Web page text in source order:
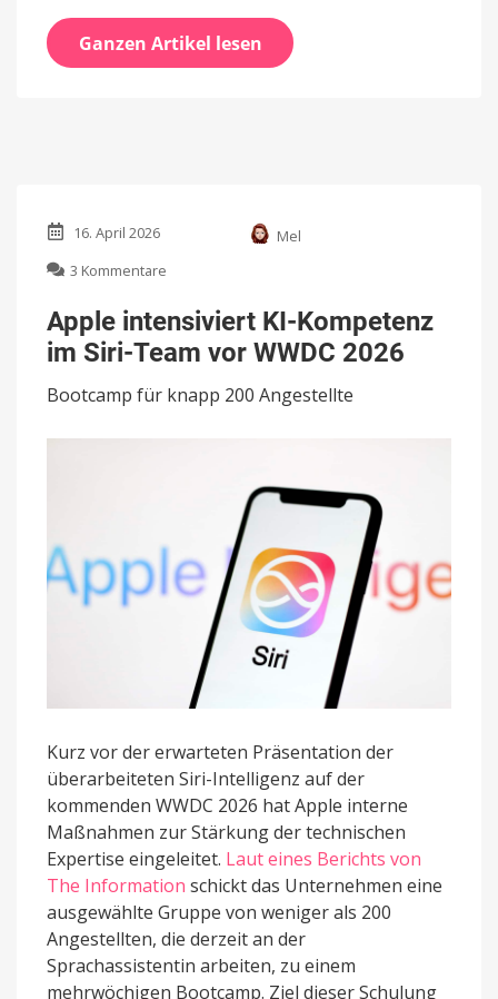
Ganzen Artikel lesen
16. April 2026
Mel
3 Kommentare
intensiviert
KI-
Kompetenz
Siri-
Apple intensiviert KI-Kompetenz
im Siri-Team vor WWDC 2026
Bootcamp für knapp 200 Angestellte
Kurz vor der erwarteten Präsentation der
überarbeiteten Siri-Intelligenz auf der
kommenden WWDC 2026 hat Apple interne
Maßnahmen zur Stärkung der technischen
Expertise eingeleitet. Laut eines Berichts von
The Information schickt das Unternehmen eine
ausgewählte Gruppe von weniger als 200
Angestellten, die derzeit an der
Sprachassistentin arbeiten, zu einem
mehrwöchigen Bootcamp. Ziel dieser Schulung